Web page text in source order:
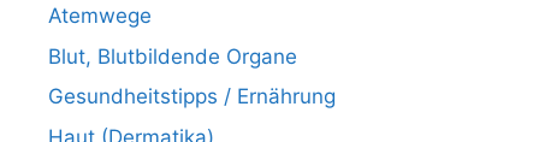
Atemwege
Blut, Blutbildende Organe
Gesundheitstipps / Ernährung
Haut (Dermatika)